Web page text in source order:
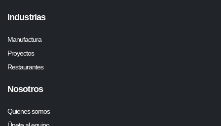
Industrias
Manufactura
Proyectos
Restaurantes
Nosotros
Quienes somos